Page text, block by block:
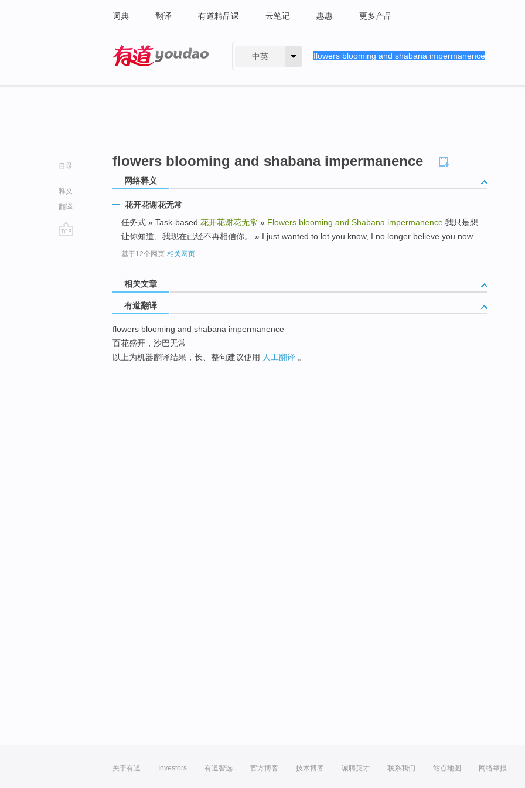
词典 翻译 有道精品课 云笔记 惠惠 更多产品
中英
目录
释义
翻译
flowers blooming and shabana impermanence
网络释义
花开花谢花无常
任务式 » Task-based 花开花谢花无常 » Flowers blooming and Shabana impermanence 我只是想
让你知道、我现在已经不再相信你。 » I just wanted to let you know, I no longer believe you now.
基于12个网页-相关网页
相关文章
有道翻译
flowers blooming and shabana impermanence
百花盛开，沙巴无常
以上为机器翻译结果，长、整句建议使用 人工翻译 。
关于有道 Investors 有道智选 官方博客 技术博客 诚聘英才 联系我们 站点地图 网络举报